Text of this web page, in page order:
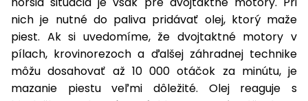
a rosiče
Príslušenstvo
nich je nutné do paliva pridávať olej, ktorý maže
piest. Ak si uvedomíme, že dvojtaktné motory v
pílach, krovinorezoch a ďalšej záhradnej technike
môžu dosahovať až 10 000 otáčok za minútu, je
mazanie piestu veľmi dôležité. Olej reaguje s